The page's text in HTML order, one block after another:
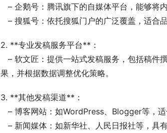
– 企鹅号：腾讯旗下的自媒体平台，能够
– 搜狐号：依托搜狐门户的广泛覆盖，适
2. **专业发稿服务平台**：
果，并根据数据调整优化策略。
3. **其他发稿渠道**：
– 博客网站：如WordPress、Blogger等，
– 新闻媒体：如新华社、人民日报社等，